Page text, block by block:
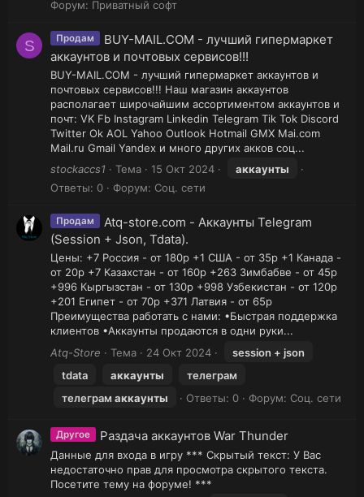
Форум: Приватный софт
S Продам
BUY-MAIL.COM - лучший гипермаркет
аккаунтов и почтовых сервисов!!!
BUY-MAIL.COM - лучший гипермаркет аккаунтов и
почтовых сервисов!!! Наш магазин аккаунтов
располагает широчайшим ассортиментом аккаунтов и
почт: VK Fb Instagram Linkedin Telegram Tik Tok Discord
Twitter Ok AOL Yahoo Outlook Hotmail GMX Mai.com
Mail.ru Gmail Yandex и много других акков соц...
stockaccs1
Тема 15 Окт 2024
аккаунты
Ответы: 0
Форум: Соц. сети
Продам
Atq-store.com - Аккаунты Telegram
(Session + Json, Tdata).
Цены: +7 Россия - от 180р +1 США - от 35р +1 Канада -
от 20р +7 Казахстан - от 160р +263 Зимбабве - от 45р
+996 Кыргызстан - от 130р +998 Узбекистан - от 120р
+201 Египет - от 70р +371 Латвия - от 65р
Преимущества работать с нами: •Быстрая поддержка
клиентов •Аккаунты продаются в одни руки...
Atq-Store
Тема 24 Окт 2024
session + json
tdata
аккаунты
телеграм
телеграм аккаунты Ответы: 0 Форум: Соц. сети
Другое Раздача аккаунтов War Thunder
Данные для входа в игру *** Скрытый текст: У Вас
недостаточно прав для просмотра скрытого текста.
Посетите тему на форуме! ***